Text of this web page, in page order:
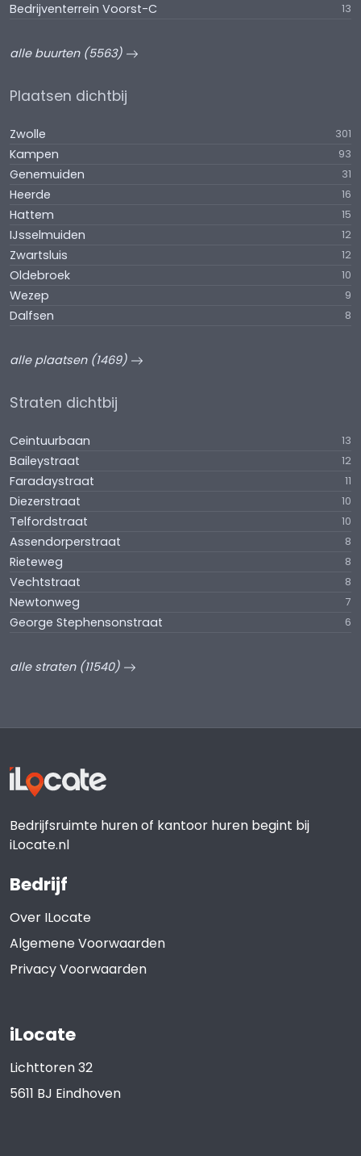
Bedrijventerrein Voorst-C 13
alle buurten (5563)
Plaatsen dichtbij
Zwolle 301
Kampen 93
Genemuiden 31
Heerde 16
Hattem 15
IJsselmuiden 12
Zwartsluis 12
Oldebroek 10
Wezep 9
Dalfsen 8
alle plaatsen (1469)
Straten dichtbij
Ceintuurbaan 13
Baileystraat 12
Faradaystraat 11
Diezerstraat 10
Telfordstraat 10
Assendorperstraat 8
Rieteweg 8
Vechtstraat 8
Newtonweg 7
George Stephensonstraat 6
alle straten (11540)
Bedrijfsruimte huren of kantoor huren begint bij
iLocate.nl
Bedrijf
Over ILocate
Algemene Voorwaarden
Privacy Voorwaarden
iLocate
Lichttoren 32
5611 BJ Eindhoven